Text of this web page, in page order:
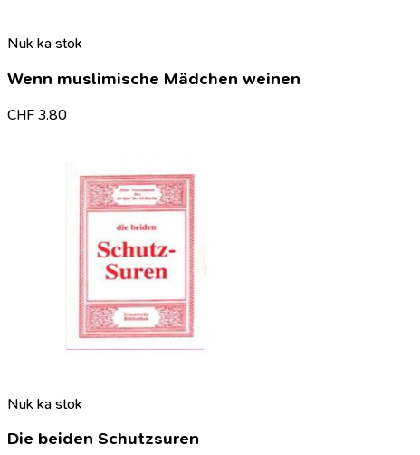
Nuk ka stok
Wenn muslimische Mädchen weinen
CHF 3.80
Nuk ka stok
Die beiden Schutzsuren